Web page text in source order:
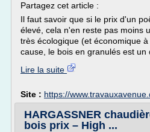
Partagez cet article :
Il faut savoir que si le prix d'un
élevé, cela n'en reste pas moins
très écologique (et économique
cause, le bois en granulés est un
Lire la suite
Site : https://
HARGASSNER
bois prix – High ...